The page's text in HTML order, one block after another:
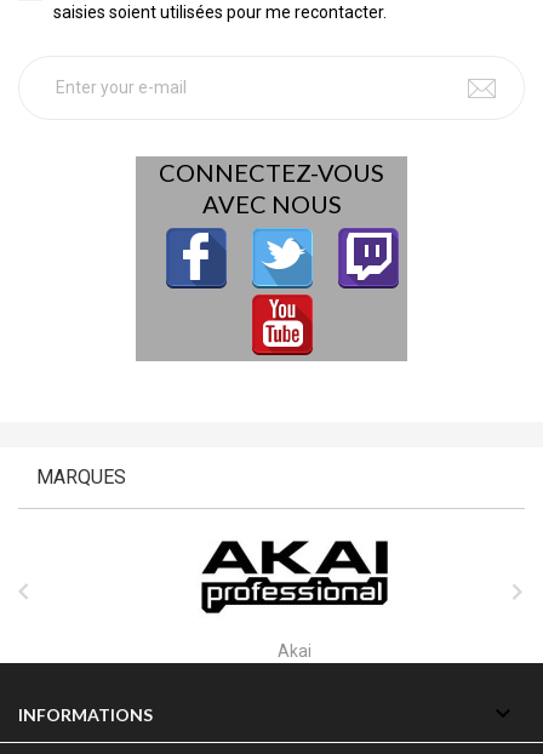
saisies soient utilisées pour me recontacter.
CONNECTEZ-VOUS
AVEC NOUS
MARQUES

Akai

INFORMATIONS 